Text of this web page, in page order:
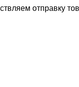
отправку